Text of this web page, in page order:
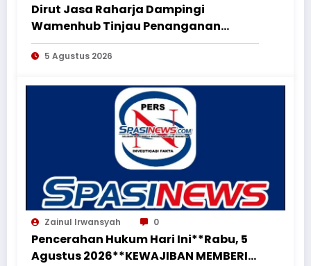
Dirut Jasa Raharja Dampingi
Wamenhub Tinjau Penanganan
Korban KM Mutiara Sentosa II di RS
PHC Surabaya
5 Agustus 2026
Zainul Irwansyah 0
Pencerahan Hukum Hari Ini**Rabu, 5
Agustus 2026**KEWAJIBAN MEMBERI